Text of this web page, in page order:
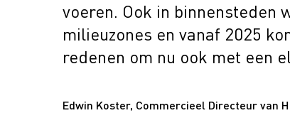
voeren. Ook in binnensteden
milieuzones en vanaf 2025
redenen om nu ook met een
Edwin Koster, Commercieel Directeur van